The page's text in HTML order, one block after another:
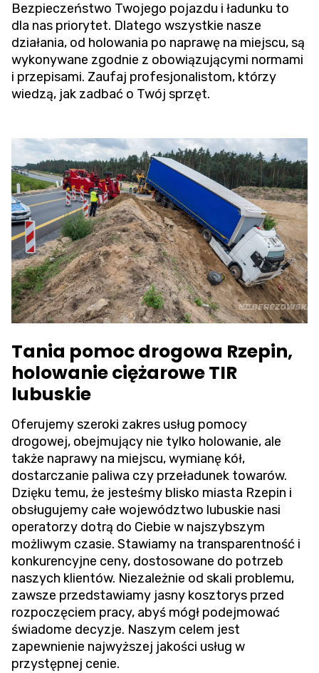
Bezpieczeństwo Twojego pojazdu i ładunku to
dla nas priorytet. Dlatego wszystkie nasze
działania, od holowania po naprawę na miejscu, są
wykonywane zgodnie z obowiązującymi normami
i przepisami. Zaufaj profesjonalistom, którzy
wiedzą, jak zadbać o Twój sprzęt.
Tania pomoc drogowa Rzepin,
holowanie ciężarowe TIR
lubuskie
Oferujemy szeroki zakres usług pomocy
drogowej, obejmujący nie tylko holowanie, ale
także naprawy na miejscu, wymianę kół,
dostarczanie paliwa czy przeładunek towarów.
Dzięku temu, że jesteśmy blisko miasta Rzepin i
obsługujemy całe województwo lubuskie nasi
operatorzy dotrą do Ciebie w najszybszym
możliwym czasie. Stawiamy na transparentność i
konkurencyjne ceny, dostosowane do potrzeb
naszych klientów. Niezależnie od skali problemu,
zawsze przedstawiamy jasny kosztorys przed
rozpoczęciem pracy, abyś mógł podejmować
świadome decyzje. Naszym celem jest
zapewnienie najwyższej jakości usług w
przystępnej cenie.